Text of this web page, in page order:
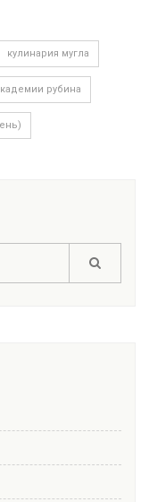
кулинария мугла
рубина